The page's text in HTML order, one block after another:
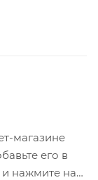
B, 32H, CL,
B, 32H, CL,
hydraulic
магазине
его в
и нажмите на